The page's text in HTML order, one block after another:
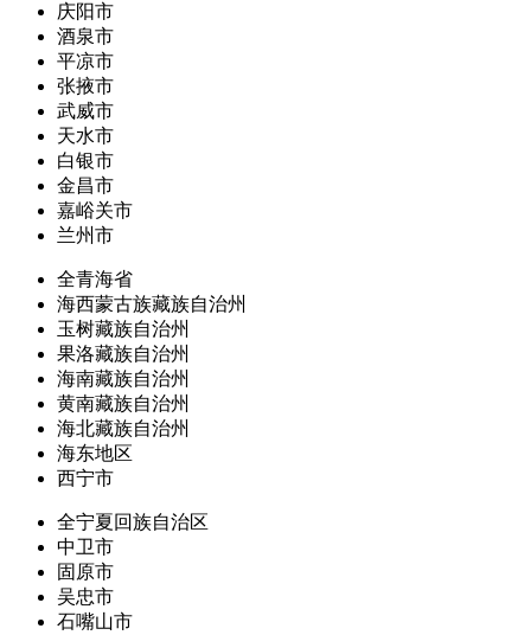
庆阳市
酒泉市
平凉市
张掖市
武威市
天水市
白银市
金昌市
嘉峪关市
兰州市
全青海省
海西蒙古族藏族自治州
玉树藏族自治州
果洛藏族自治州
海南藏族自治州
黄南藏族自治州
海北藏族自治州
海东地区
西宁市
全宁夏回族自治区
中卫市
固原市
吴忠市
石嘴山市